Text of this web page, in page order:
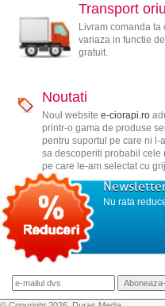
Transport
Livram comanda
variaza in functie
gratuit.
Noutati
Noul website e-ciorapi.ro
printr-o gama de produse
pentru suportul pe care ni l-
sa descoperiti probabil cele
pe care le-am selectat cu
Nu rata